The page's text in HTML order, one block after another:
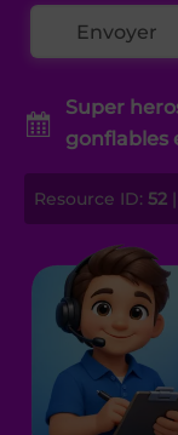
Super
gonflables
Resource ID: 52